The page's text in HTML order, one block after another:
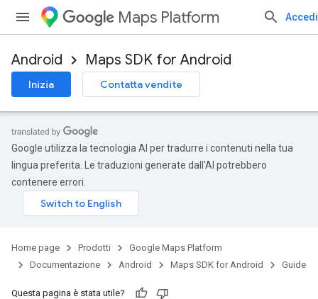
Maps Platform Accedi
Android Maps SDK for Android
Inizia Contatta vendite
Google utilizza la tecnologia AI per tradurre i contenuti nella tua
lingua preferita. Le traduzioni generate dall'AI potrebbero
contenere errori.
Home page Prodotti
Google Maps Platform
Documentazione
Android Maps SDK for Android Guide
Questa pagina è stata utile?